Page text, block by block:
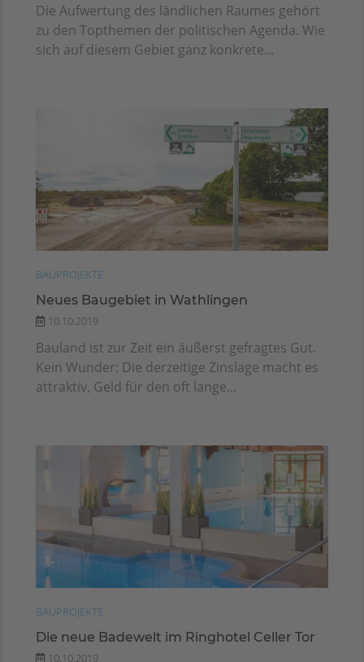
Die Aufwertung des ländlichen Raumes gehört
zu den Topthemen der politischen Agenda. Wie
sich auf diesem Gebiet ganz konkrete...
BAUPROJEKTE
Neues Baugebiet in Wathlingen
10.10.2019
Bauland ist zur Zeit ein äußerst gefragtes Gut.
Kein Wunder: Die derzeitige Zinslage macht es
attraktiv, Geld für den oft lange...
BAUPROJEKTE
Die neue Badewelt im Ringhotel Celler Tor
10.10.2019